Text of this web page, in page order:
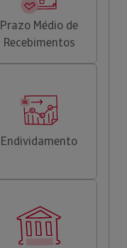
Prazo Médio de
Recebimentos
Endividamento